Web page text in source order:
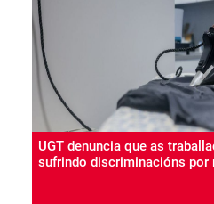
UGT denuncia que as
sufrindo discriminacións por